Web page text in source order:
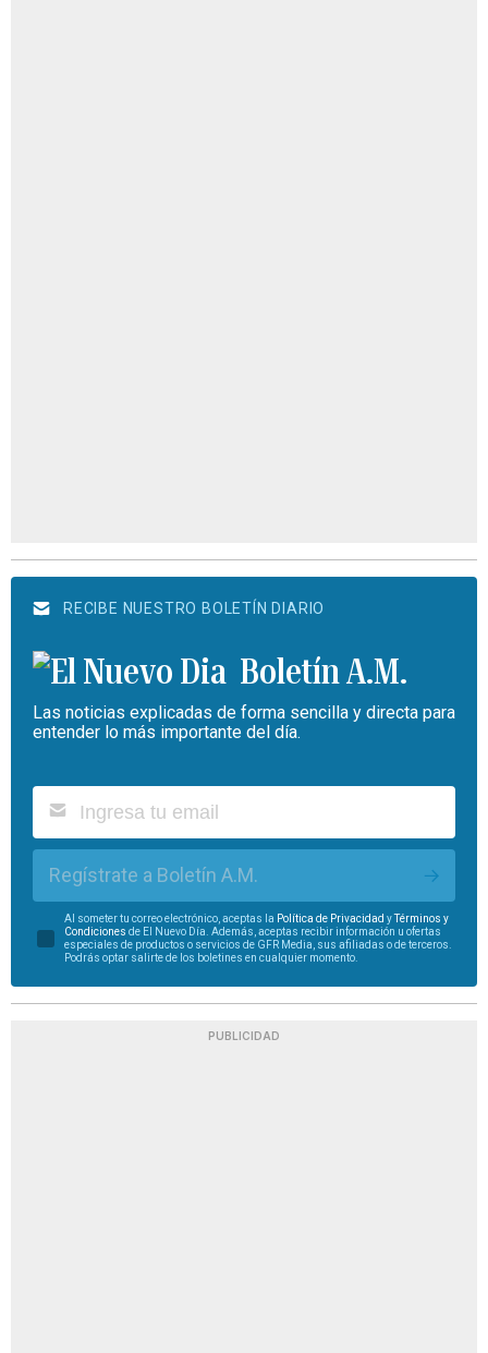
RECIBE NUESTRO BOLETÍN DIARIO
Boletín A.M.
Las noticias explicadas de forma sencilla y directa para
entender lo más importante del día.
Regístrate a Boletín A.M.
Al someter tu correo electrónico, aceptas la Política de Privacidad yTérminos y
Condiciones de El Nuevo Día. Además, aceptas recibir información u ofertas
especiales de productos o servicios de GFR Media, sus afiliadas o de terceros.
Podrás optar salirte de los boletines en cualquier momento.
PUBLICIDAD